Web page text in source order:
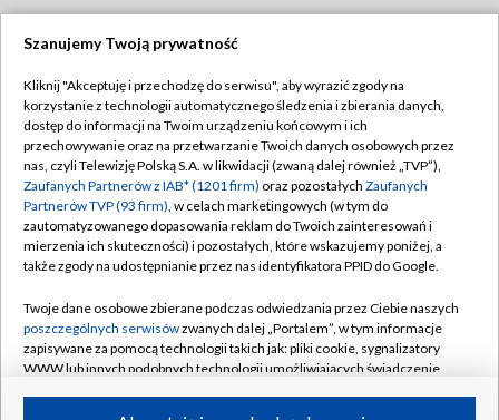
TVP
Abonament TVP
Emisja w TVP
Centrum informacji TVP
Naziemna Telewizja Cyfrowa
Rada Programowa
System NOS
Informacje o nadawcy
Regulamin TVP
Polityka prywatności
Moje zgody
Pomoc
Kontakt
Kanały
Szanujemy Twoją prywatność
Kliknij "Akceptuję i przechodzę do serwisu", aby wyrazić zgody na
korzystanie z technologii automatycznego śledzenia i zbierania danych,
dostęp do informacji na Twoim urządzeniu końcowym i ich
przechowywanie oraz na przetwarzanie Twoich danych osobowych przez
nas, czyli Telewizję Polską S.A. w likwidacji (zwaną dalej również „TVP”),
Zaufanych Partnerów z IAB* (1201 firm) oraz pozostałych Zaufanych
Partnerów TVP (93 firm), w celach marketingowych (w tym do
zautomatyzowanego dopasowania reklam do Twoich zainteresowań i
mierzenia ich skuteczności) i pozostałych, które wskazujemy poniżej, a
także zgody na udostępnianie przez nas identyfikatora PPID do Google.
Twoje dane osobowe zbierane podczas odwiedzania przez Ciebie naszych
poszczególnych serwisówzwanych dalej „Portalem”, w tym informacje
zapisywane za pomocą technologii takich jak: pliki cookie, sygnalizatory
WWW lub innych podobnych technologii umożliwiających świadczenie